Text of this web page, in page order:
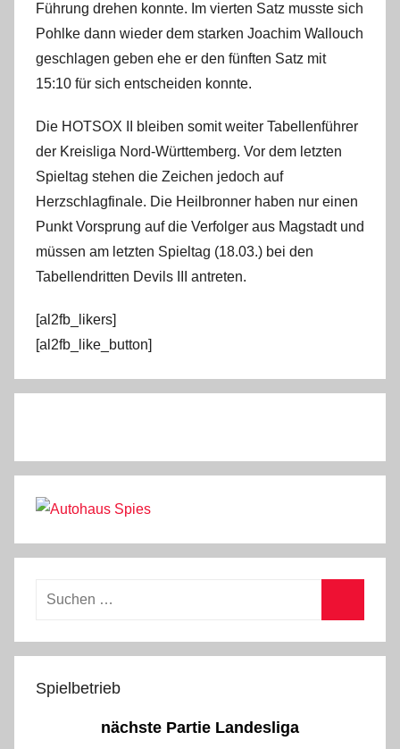
Führung drehen konnte. Im vierten Satz musste sich
Pohlke dann wieder dem starken Joachim Wallouch
geschlagen geben ehe er den fünften Satz mit
15:10 für sich entscheiden konnte.
Die HOTSOX II bleiben somit weiter Tabellenführer
der Kreisliga Nord-Württemberg. Vor dem letzten
Spieltag stehen die Zeichen jedoch auf
Herzschlagfinale. Die Heilbronner haben nur einen
Punkt Vorsprung auf die Verfolger aus Magstadt und
müssen am letzten Spieltag (18.03.) bei den
Tabellendritten Devils III antreten.
[al2fb_likers]
[al2fb_like_button]
Suchen
Spielbetrieb
nächste Partie Landesliga